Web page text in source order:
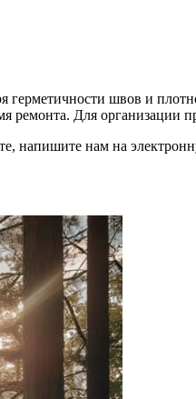
герметичности швов и
Для организации
напишите нам на